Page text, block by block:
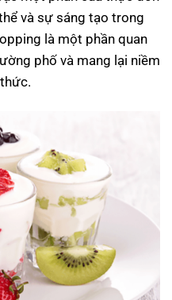
và sự sáng tạo trong
là một phần quan
phố và mang lại niềm